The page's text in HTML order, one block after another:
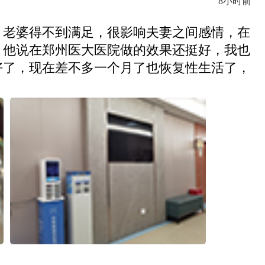
婆得不到满足，很影响夫妻之间感情，在
说在郑州医大医院做的效果还挺好，我也
，现在差不多一个月了也恢复性生活了，